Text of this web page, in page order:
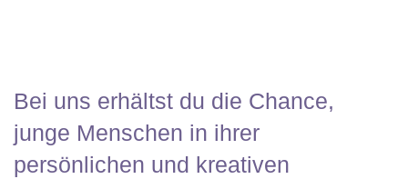
Bei uns erhältst du die Chance,
junge Menschen in ihrer
persönlichen und kreativen